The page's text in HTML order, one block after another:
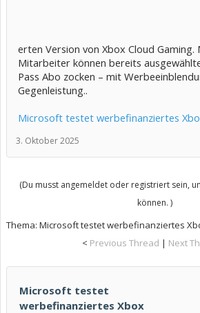
erten Version von Xbox Cloud
Mitarbeiter können bereits
Pass Abo zocken – mit
Gegenleistung..
Microsoft testet werbefinanziertes
3. Oktober 2025
(Du musst angemeldet oder registriert sein,
können. )
Thema: Microsoft testet werbefinanziertes
< Previous Thread | Next
Microsoft testet
werbefinanziertes Xbox